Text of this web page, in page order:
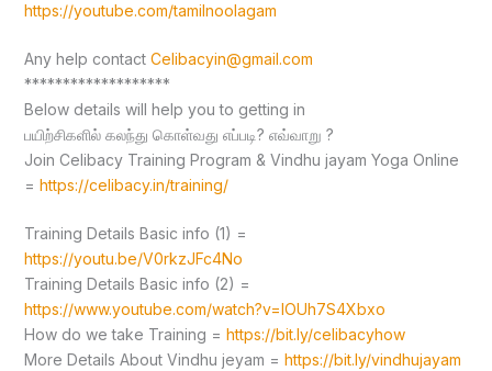
https://youtube.com/tamilnoolagam
Any help contact Celibacyin@gmail.com
*******************
Below details will help you to getting in
பயிற்சிகளில் கலந்து கொள்வது எப்படி? எவ்வாறு ?
Join Celibacy Training Program & Vindhu jayam Yoga Online
= https://celibacy.in/training/
Training Details Basic info (1) =
https://youtu.be/V0rkzJFc4No
Training Details Basic info (2) =
https://www.youtube.com/watch?v=lOUh7S4Xbxo
How do we take Training = https://bit.ly/celibacyhow
More Details About Vindhu jeyam = https://bit.ly/vindhujayam